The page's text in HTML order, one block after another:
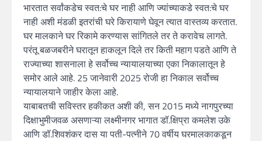
भारतात सर्वांकडेच स्वत:चे घर नाही आणि ज्यांच्याकडे स्वत:चे घर
नाही अशी मंडळी इतरांची घरे किरायाणे घेवून त्यात वास्तव्य करतात.
घर मालकाने घर रिकामे करण्यास सांगितले तर ते करावेच लागते.
परंतू बळजबरीने घरातून हाकलून दिले तर किती महाग पडते आणि ते
राज्याच्या शासनाला हे सर्वोच्च न्यायालयाच्या एका निकालातून हे
समोर आले आहे. 25 जानेवारी 2025 रोजी हा निकाल सर्वोच्च
न्यायालयाने जाहीर केला आहे.
याबाबतची सविस्तर हकीकत अशी की, सन 2015 मध्ये नागपुरच्या
दिक्षाभुमीजवळ असणाऱ्या लक्ष्मीनगर भागात डॉ.क्षिप्रा कमलेश उके
आणि डॉ.शिवशंकर दास या पती-पत्नीने 70 वर्षीय घरमालकाकडून